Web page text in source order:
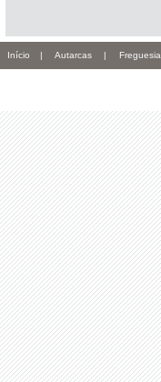
Início | Autarcas | Freguesia